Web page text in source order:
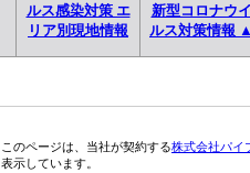
ルス感染対策 エ
リア別現地情報
新型コロナウ
ルス対策情報
このページは、当社が契約する株式会社パイ
表示しています。